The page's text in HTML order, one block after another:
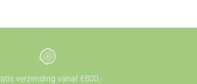
verzending vanaf €800,-